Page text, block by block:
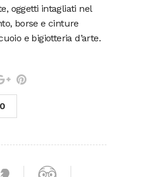
oggetti intagliati nel
borse e cinture
e bigiotteria d’arte.
0